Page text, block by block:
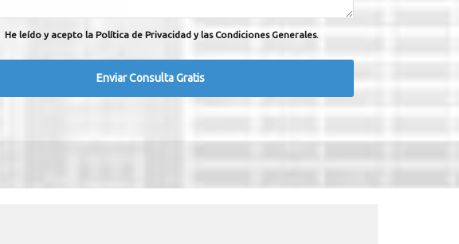
He leído y acepto la Política de Privacidad y las Condiciones Generales.